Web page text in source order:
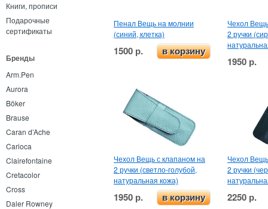
Книги, прописи
Подарочные
сертификаты
Бренды
Arm.Pen
Aurora
Böker
Brause
Caran d’Ache
Carioca
Clairefontaine
Cretacolor
Cross
Daler Rowney
Пенал Вещь на молнии
(синий, клетка)
1500 р. в корзину
Чехол
2 ручки
1950 р.
Чехол Вещь с клапаном на
2 ручки (светло-голубой,
натуральная кожа)
1950 р. в корзину
Чехол
2 ручки
2250 р.